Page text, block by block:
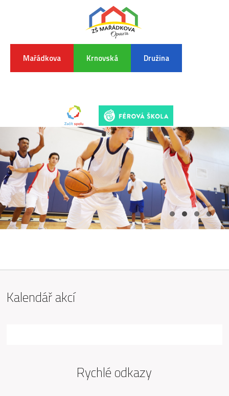
Mařádkova Krnovská Družina
Kalendář akcí
Rychlé odkazy